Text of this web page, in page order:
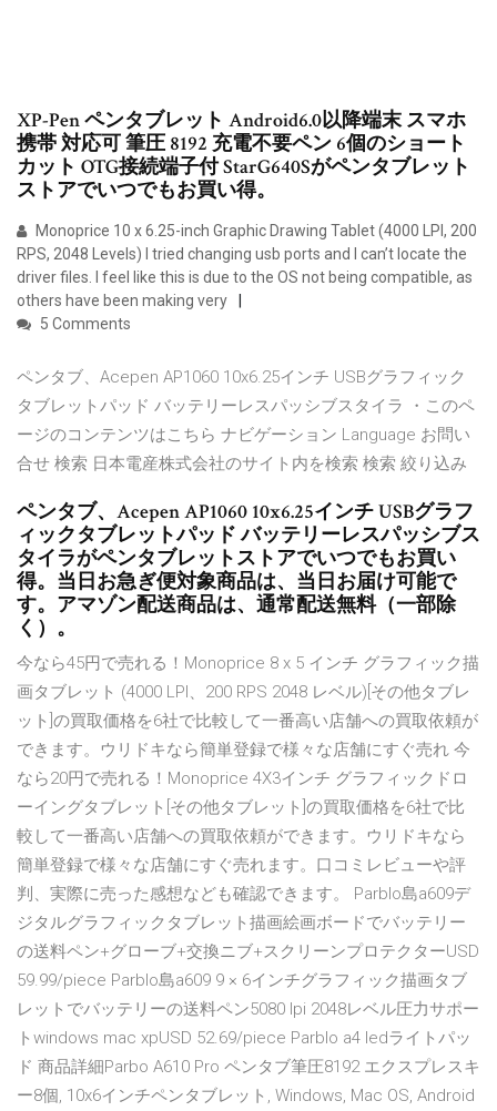
XP-Pen ペンタブレット Android6.0以降端末 スマホ
携帯 対応可 筆圧 8192 充電不要ペン 6個のショート
カット OTG接続端子付 StarG640Sがペンタブレット
ストアでいつでもお買い得。
Monoprice 10 x 6.25-inch Graphic Drawing Tablet (4000 LPI, 200
RPS, 2048 Levels) I tried changing usb ports and I can’t locate the
driver files. I feel like this is due to the OS not being compatible, as
others have been making very
5 Comments
ペンタブ、Acepen AP1060 10x6.25インチ USBグラフィック
タブレットパッド バッテリーレスパッシブスタイラ ・このペ
ージのコンテンツはこちら ナビゲーション Language お問い
合せ 検索 日本電産株式会社のサイト内を検索 検索 絞り込み
ペンタブ、Acepen AP1060 10x6.25インチ USBグラフ
ィックタブレットパッド バッテリーレスパッシブス
タイラがペンタブレットストアでいつでもお買い
得。当日お急ぎ便対象商品は、当日お届け可能で
す。アマゾン配送商品は、通常配送無料（一部除
く）。
今なら45円で売れる！Monoprice 8 x 5 インチ グラフィック描
画タブレット (4000 LPI、200 RPS 2048 レベル)[その他タブレ
ット]の買取価格を6社で比較して一番高い店舗への買取依頼が
できます。ウリドキなら簡単登録で様々な店舗にすぐ売れ 今
なら20円で売れる！Monoprice 4X3インチ グラフィックドロ
ーイングタブレット[その他タブレット]の買取価格を6社で比
較して一番高い店舗への買取依頼ができます。ウリドキなら
簡単登録で様々な店舗にすぐ売れます。口コミレビューや評
判、実際に売った感想なども確認できます。 Parblo島a609デ
ジタルグラフィックタブレット描画絵画ボードでバッテリー
の送料ペン+グローブ+交換ニブ+スクリーンプロテクターUSD
59.99/piece Parblo島a609 9 × 6インチグラフィック描画タブ
レットでバッテリーの送料ペン5080 lpi 2048レベル圧力サポー
トwindows mac xpUSD 52.69/piece Parblo a4 ledライトパッ
ド 商品詳細Parbo A610 Pro ペンタブ筆圧8192 エクスプレスキ
ー8個, 10x6インチペンタブレット, Windows, Mac OS, Android